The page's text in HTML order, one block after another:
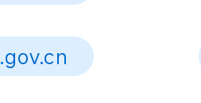
.gov.cn